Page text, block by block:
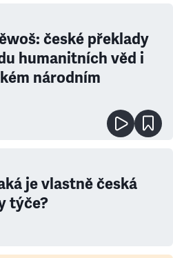
české překlady
humanitních věd i
národním
je vlastně česká
týče?